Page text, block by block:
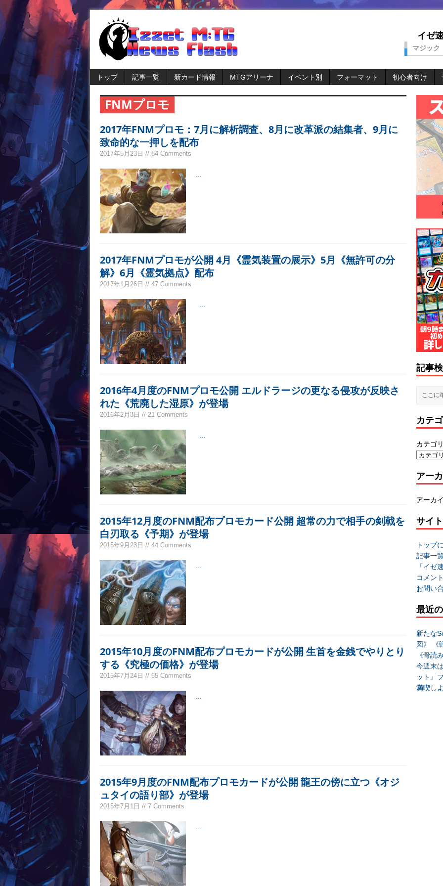
イゼ
マジック
トップ 記事一覧 新カード情報 MTGアリーナ イベント別 フォーマット 初心者向け
FNMプロモ
2017年FNMプロモ：7月に解析調査、8月に改革派の結集者、9月に
致命的な一押しを配布
2017年5月23日 // 84 Comments
2017年FNMプロモが公開 4月《霊気装置の展示》5月《無許可の分
解》6月《霊気拠点》配布
2017年1月26日 // 47 Comments
2016年4月度のFNMプロモ公開 エルドラージの更なる侵攻が反映さ
れた《荒廃した湿原》が登場
2016年2月3日 // 21 Comments
2015年12月度のFNM配布プロモカード公開 超常の力で相手の剣戟を
白刃取る《予期》が登場
2015年9月23日 // 44 Comments
2015年10月度のFNM配布プロモカードが公開 生首を金銭でやりとり
する《究極の価格》が登場
2015年7月24日 // 65 Comments
2015年9月度のFNM配布プロモカードが公開 龍王の傍に立つ《オジ
ュタイの語り部》が登場
2015年7月1日 // 7 Comments
記事
カテ
カテゴ
アー
アーカ
サイ
トップ
記事一
「イゼ
コメン
お問い
最近
新たな
図》 《
《骨読
今週末
ット』
満喫し